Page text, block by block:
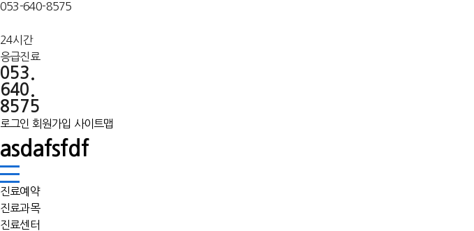
053-640-8575
24시간
응급진료
053.
640.
8575
로그인 회원가입 사이트맵
asdafsfdf
진료예약
진료과목
진료센터